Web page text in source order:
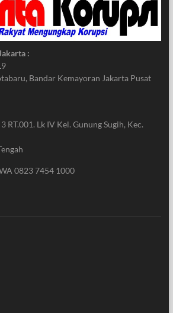
:
Bandar Kemayoran Jakarta Pusat
RT.001. Lk IV Kel. Gunung Sugih, Kec.
0823 7454 1000